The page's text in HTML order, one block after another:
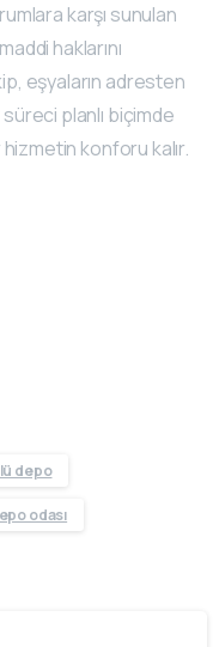
karşı sunulan
haklarını
eşyaların adresten
planlı biçimde
konforu kalır.
depo
odası